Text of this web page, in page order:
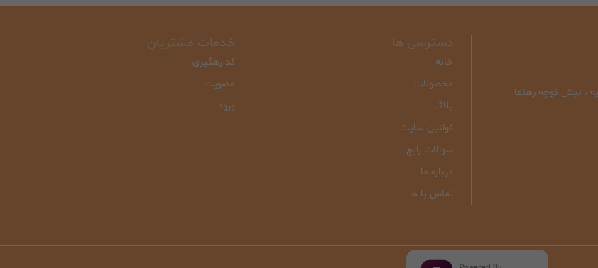
، نبش کوچه رهنما
دسترسی ها
خانه
محصولات
بلاگ
قوانین سایت
سوالات رایج
درباره ما
تماس با ما
خدمات مشتریان
کد رهگیری
عضویت
ورود